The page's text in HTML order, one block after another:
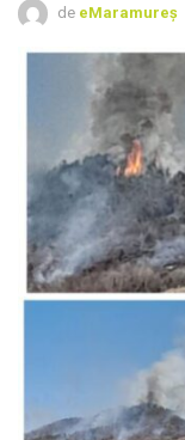
de eMaramureș